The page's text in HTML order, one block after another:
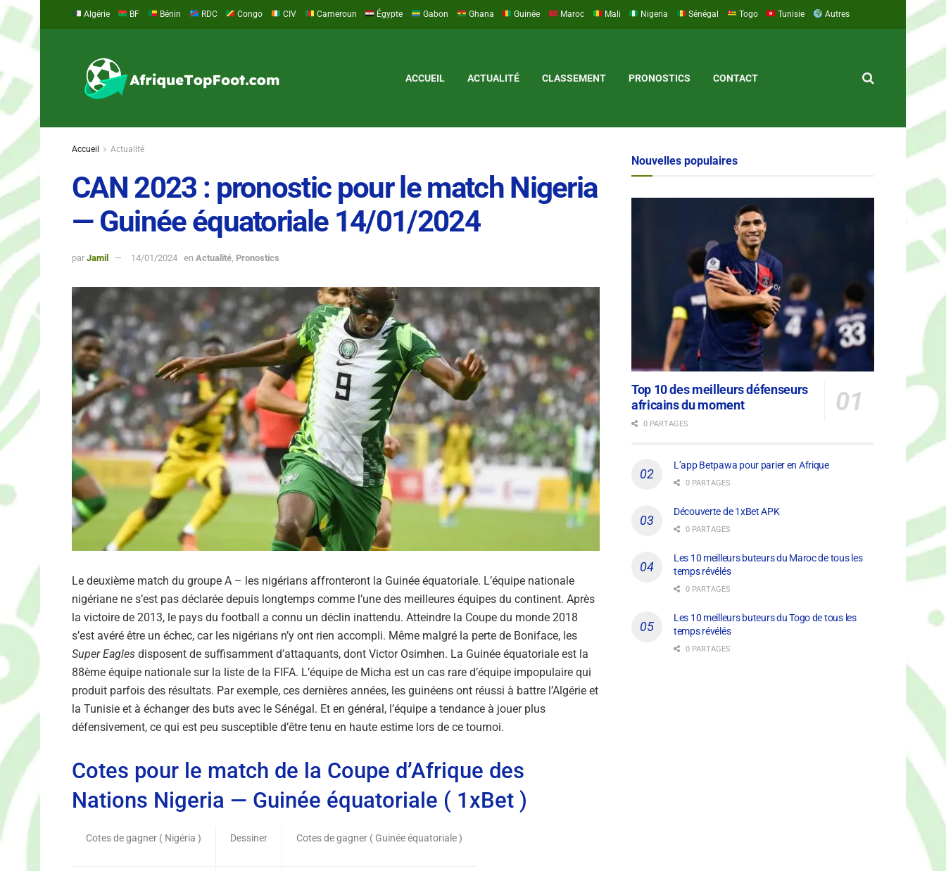
Algérie BF Bénin RDC Congo CIV Cameroun Égypte Gabon Ghana Guinée Maroc Mali Nigeria Sénégal Togo Tunisie Autres
ACCUEIL ACTUALITÉ CLASSEMENT PRONOSTICS CONTACT
Accueil Actualité
CAN 2023 : pronostic pour le match Nigeria
— Guinée équatoriale 14/01/2024
par Jamil 14/01/2024 en Actualité Pronostics
Le deuxième match du groupe A – les nigérians affronteront la Guinée équatoriale. L’équipe nationale
nigériane ne s’est pas déclarée depuis longtemps comme l’une des meilleures équipes du continent. Après
la victoire de 2013, le pays du football a connu un déclin inattendu. Atteindre la Coupe du monde 2018
s’est avéré être un échec, car les nigérians n’y ont rien accompli. Même malgré la perte de Boniface, les
Super Eagles disposent de suffisamment d’attaquants, dont Victor Osimhen. La Guinée équatoriale est la
88ème équipe nationale sur la liste de la FIFA. L’équipe de Micha est un cas rare d’équipe impopulaire qui
produit parfois des résultats. Par exemple, ces dernières années, les guinéens ont réussi à battre l’Algérie et
la Tunisie et à échanger des buts avec le Sénégal. Et en général, l’équipe a tendance à jouer plus
défensivement, ce qui est peu susceptible d’être tenu en haute estime lors de ce tournoi.
Cotes pour le match de la Coupe d’Afrique des
Nations Nigeria — Guinée équatoriale ( 1xBet )
Cotes de gagner ( Nigéria ) Dessiner Cotes de gagner ( Guinée équatoriale )
Nouvelles populaires
Top 10 des meilleurs défenseurs
africains du moment
0 PARTAGES
L’app Betpawa pour parier en Afrique
0 PARTAGES
Découverte de 1xBet APK
0 PARTAGES
Les 10 meilleurs buteurs du Maroc de tous les
temps révélés
0 PARTAGES
Les 10 meilleurs buteurs du Togo de tous les
temps révélés
0 PARTAGES